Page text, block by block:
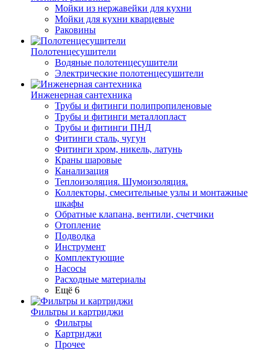
Мойки из нержавейки для кухни
Мойки для кухни кварцевые
Раковины
Полотенцесушители
Водяные полотенцесушители
Электрические полотенцесушители
Инженерная сантехника
Трубы и фитинги полипропиленовые
Трубы и фитинги металлопласт
Трубы и фитинги ПНД
Фитинги сталь, чугун
Фитинги хром, никель, латунь
Краны шаровые
Канализация
Теплоизоляция. Шумоизоляция.
Коллекторы, смесительные узлы и монтажные
шкафы
Обратные клапана, вентили, счетчики
Отопление
Подводка
Инструмент
Комплектующие
Насосы
Расходные материалы
Ещё 6
Фильтры и картриджи
Фильтры
Картриджи
Прочее